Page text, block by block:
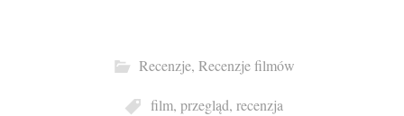
Recenzje, Recenzje filmów
film, przegląd, recenzja